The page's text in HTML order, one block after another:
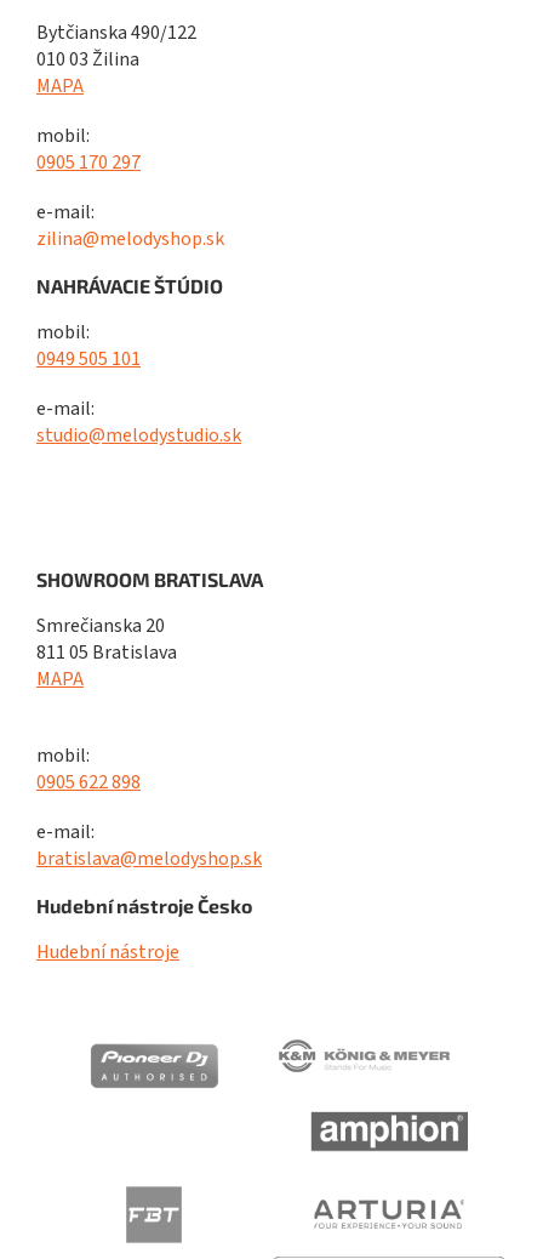
Bytčianska 490/122
010 03 Žilina
MAPA
mobil:
0905 170 297
e-mail:
zilina@melodyshop.sk
NAHRÁVACIE ŠTÚDIO
mobil:
0949 505 101
e-mail:
studio@melodystudio.sk
SHOWROOM BRATISLAVA
Smrečianska 20
811 05 Bratislava
MAPA
mobil:
0905 622 898
e-mail:
bratislava@melodyshop.sk
Hudební nástroje Česko
Hudební nástroje